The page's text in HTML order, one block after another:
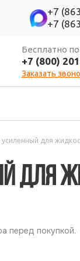
+7
+7
Бесплатно
+7 (800)
Заказать
для
для
перед покупкой.